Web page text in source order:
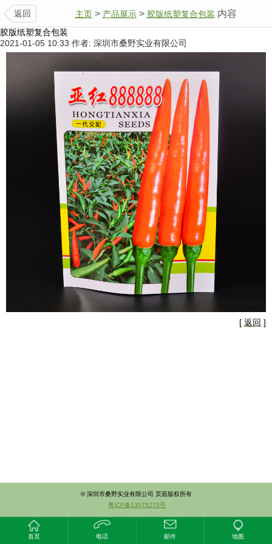
返回 主页> 产品展示> 胶版纸塑复合包装 内容
胶版纸塑复合包装
2021-01-05 10:33 作者: 深圳市桑野实业有限公司
[ 返回 ]
© 深圳市桑野实业有限公司 页面版权所有
粤ICP备13076270号
首页 电话 邮件 地图